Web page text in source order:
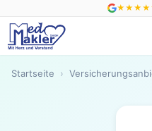
★ ★ ★ ★
Startseite ›